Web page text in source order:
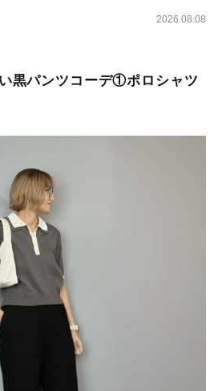
2026.08.08
黒パンツコーデ①ポロシャツ